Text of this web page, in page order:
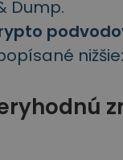
Dump.
nižšie: